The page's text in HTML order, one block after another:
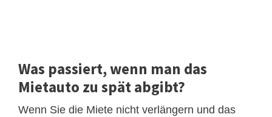
Was passiert, wenn man das
Mietauto zu spät abgibt?
Wenn Sie die Miete nicht verlängern und das